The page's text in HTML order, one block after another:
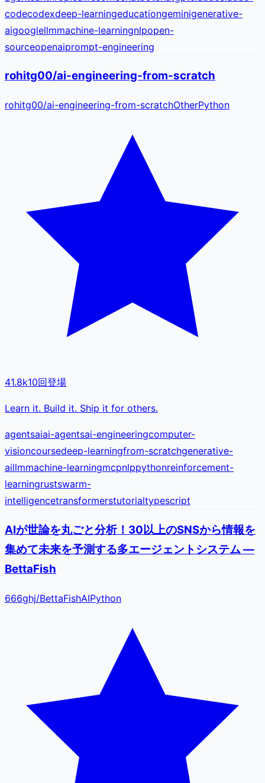
codecodexdeep-learningeducationgeminigenerative-
aigooglellmmachine-learningnlpopen-
sourceopenaiprompt-engineering
rohitg00/ai-engineering-from-scratch
rohitg00/ai-engineering-from-scratchOtherPython
41.8k10回登場
Learn it. Build it. Ship it for others.
agentsaiai-agentsai-engineeringcomputer-
visioncoursedeep-learningfrom-scratchgenerative-
aillmmachine-learningmcpnlppythonreinforcement-
learningrustswarm-
intelligencetransformerstutorialtypescript
AIが世論を丸ごと分析！30以上のSNSから情報を
集めて未来を予測する多エージェントシステム —
BettaFish
666ghj/BettaFishAIPython